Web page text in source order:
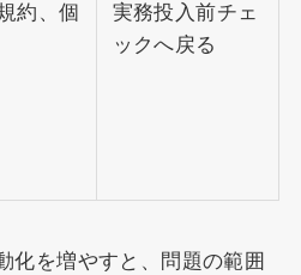
約、個
実務投入前チェ
ックへ戻る
化を増やすと、問題の範囲